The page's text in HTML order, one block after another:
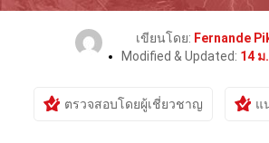
เขียนโดย: Fernande
Modified & Updated: 14 ม
ตรวจสอบโดยผู้เชี่ยวชาญ แ